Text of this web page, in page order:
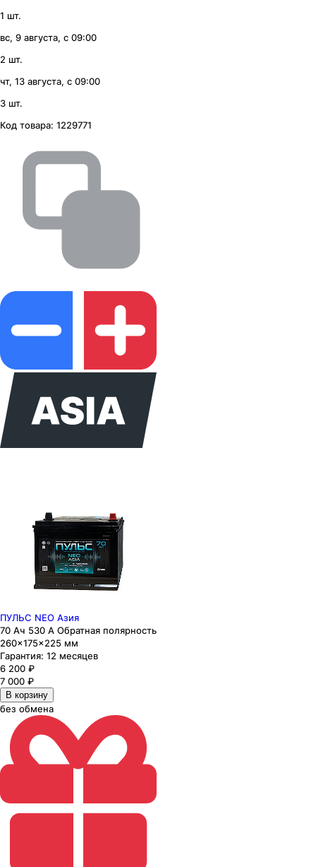
1 шт.
вс, 9 августа, с 09:00
2 шт.
чт, 13 августа, с 09:00
3 шт.
Код товара: 1229771
ПУЛЬС NEO Азия
70 Ач 530 А Обратная полярность
260×175×225 мм
Гарантия: 12 месяцев
6 200 ₽
7 000 ₽
В корзину
без обмена